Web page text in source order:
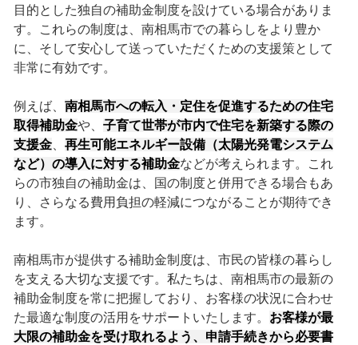
目的とした独自の補助金制度を設けている場合がありま
す。これらの制度は、南相馬市での暮らしをより豊か
に、そして安心して送っていただくための支援策として
非常に有効です。
例えば、 南相馬市への転入・定住を促進するための住宅
取得補助金や、 子育て世帯が市内で住宅を新築する際の
支援金、 再生可能エネルギー設備（太陽光発電システム
など）の導入に対する補助金などが考えられます。これ
らの市独自の補助金は、国の制度と併用できる場合もあ
り、さらなる費用負担の軽減につながることが期待でき
ます。
南相馬市が提供する補助金制度は、市民の皆様の暮らし
を支える大切な支援です。私たちは、南相馬市の最新の
補助金制度を常に把握しており、お客様の状況に合わせ
た最適な制度の活用をサポートいたします。 お客様が最
大限の補助金を受け取れるよう、申請手続きから必要書